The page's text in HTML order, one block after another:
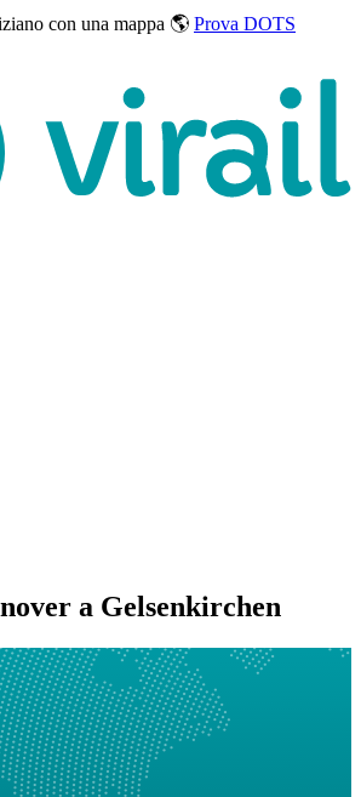
con una mappa 🌎 Prova DOTS
a Gelsenkirchen